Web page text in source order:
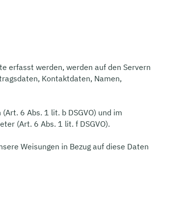
erfasst werden, werden auf den Servern
Kontaktdaten, Namen,
6 Abs. 1 lit. b DSGVO) und im
(Art. 6 Abs. 1 lit. f DSGVO).
Weisungen in Bezug auf diese Daten